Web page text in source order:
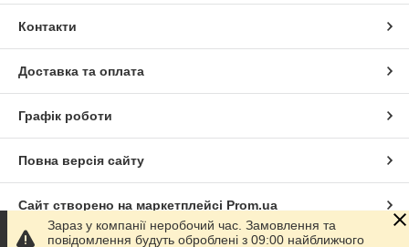
Контакти
Доставка та оплата
Графік роботи
Повна версія сайту
Сайт створено на маркетплейсі Prom.ua
Зараз у компанії неробочий час. Замовлення та
повідомлення будуть оброблені з 09:00 найближчого